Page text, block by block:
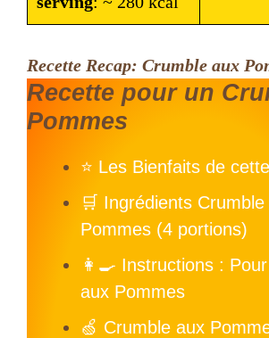
Recette Recap: Crumble aux
Recette pour un
Pommes
⭐ Les Bienfaits de
🛒 Ingrédients Crumble
Pommes (4 portions)
👩‍🍳 Instructions :
aux Pommes
🍏 Crumble aux